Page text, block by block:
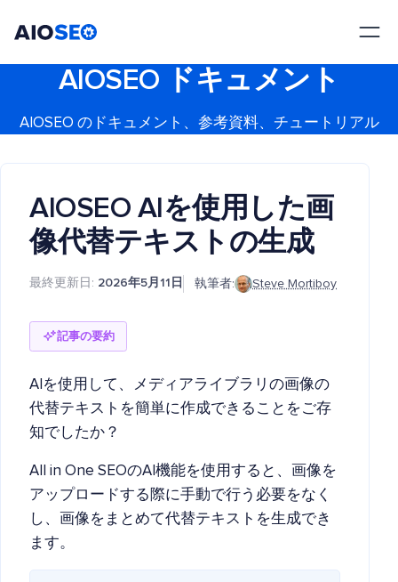
AIOSEO ドキュメント
AIOSEO のドキュメント、参考資料、チュートリアル
AIOSEO AIを使用した画
像代替テキストの生成
最終更新日: 2026年5月11日 執筆者: Steve Mortiboy
記事の要約
AIを使用して、メディアライブラリの画像の
代替テキストを簡単に作成できることをご存
知でしたか？
All in One SEOのAI機能を使用すると、画像を
アップロードする際に手動で行う必要をなく
し、画像をまとめて代替テキストを生成でき
ます。